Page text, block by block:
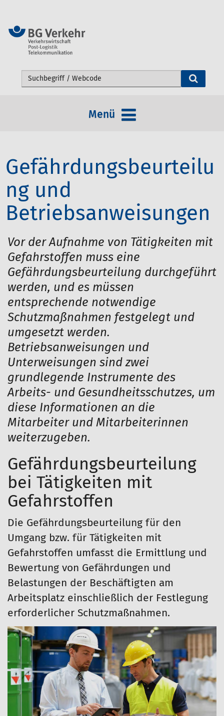
Webseite durchsuchen
Menü
Gefährdungsbeurteilu
ng und
Betriebsanweisungen
Vor der Aufnahme von Tätigkeiten mit
Gefahrstoffen muss eine
Gefährdungsbeurteilung durchgeführt
werden, und es müssen
entsprechende notwendige
Schutzmaßnahmen festgelegt und
umgesetzt werden.
Betriebsanweisungen und
Unterweisungen sind zwei
grundlegende Instrumente des
Arbeits- und Gesundheitsschutzes, um
diese Informationen an die
Mitarbeiter und Mitarbeiterinnen
weiterzugeben.
Gefährdungsbeurteilung
bei Tätigkeiten mit
Gefahrstoffen
Die Gefährdungsbeurteilung für den
Umgang bzw. für Tätigkeiten mit
Gefahrstoffen umfasst die Ermittlung und
Bewertung von Gefährdungen und
Belastungen der Beschäftigten am
Arbeitsplatz einschließlich der Festlegung
erforderlicher Schutzmaßnahmen.